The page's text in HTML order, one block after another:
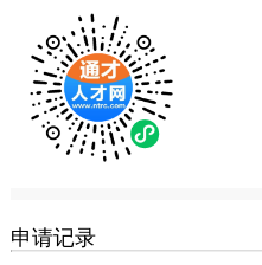
申请记录